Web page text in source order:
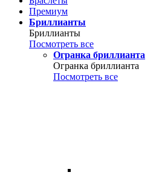
Премиум
Бриллианты
Бриллианты
Посмотреть все
Огранка бриллианта
Огранка бриллианта
Посмотреть все